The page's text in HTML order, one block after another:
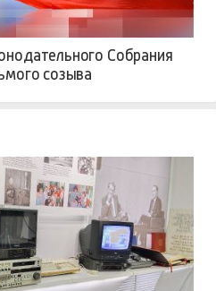
Собрания
созыва